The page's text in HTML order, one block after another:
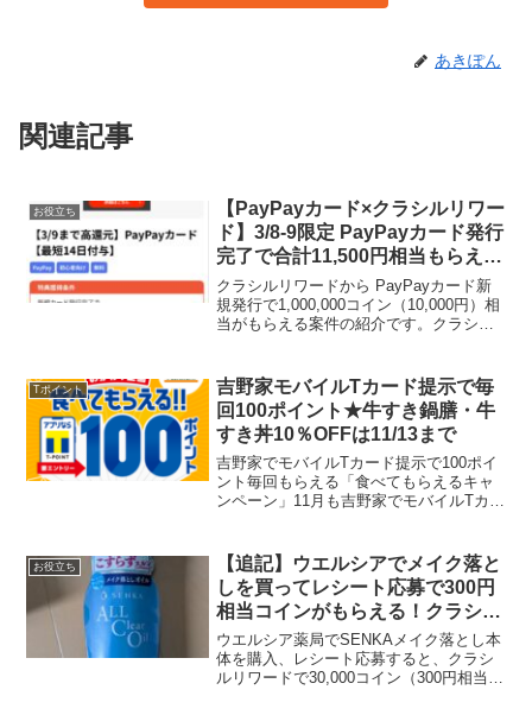
あきぽん
関連記事
お役立ち
【PayPayカード×クラシルリワー
ド】3/8-9限定 PayPayカード発行
完了で合計11,500円相当もらえ
る！
クラシルリワードから PayPayカード新
規発行で1,000,000コイン（10,000円）相
当がもらえる案件の紹介です。クラシル
す。＼本日限定の高還元／PayP...
Tポイント
吉野家モバイルTカード提示で毎
回100ポイント★牛すき鍋膳・牛
すき丼10％OFFは11/13まで
吉野家でモバイルTカード提示で100ポイ
ント毎回もらえる「食べてもらえるキャ
ンペーン」11月も吉野家でモバイルTカー
えるキャンペーンが始まっています！
（期間中1...
お役立ち
【追記】ウエルシアでメイク落と
しを買ってレシート応募で300円
相当コインがもらえる！クラシル
リワード＆ウエルシア洗顔まつり
くじ
ウエルシア薬局でSENKAメイク落とし本
体を購入、レシート応募すると、クラシ
ルリワードで30,000コイン（300円相当）